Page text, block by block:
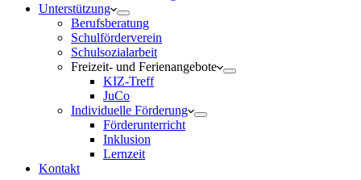
Unterstützung
Berufsberatung
Schulförderverein
Schulsozialarbeit
Freizeit- und Ferienangebote
KIZ-Treff
JuCo
Individuelle Förderung
Förderunterricht
Inklusion
Lernzeit
Kontakt